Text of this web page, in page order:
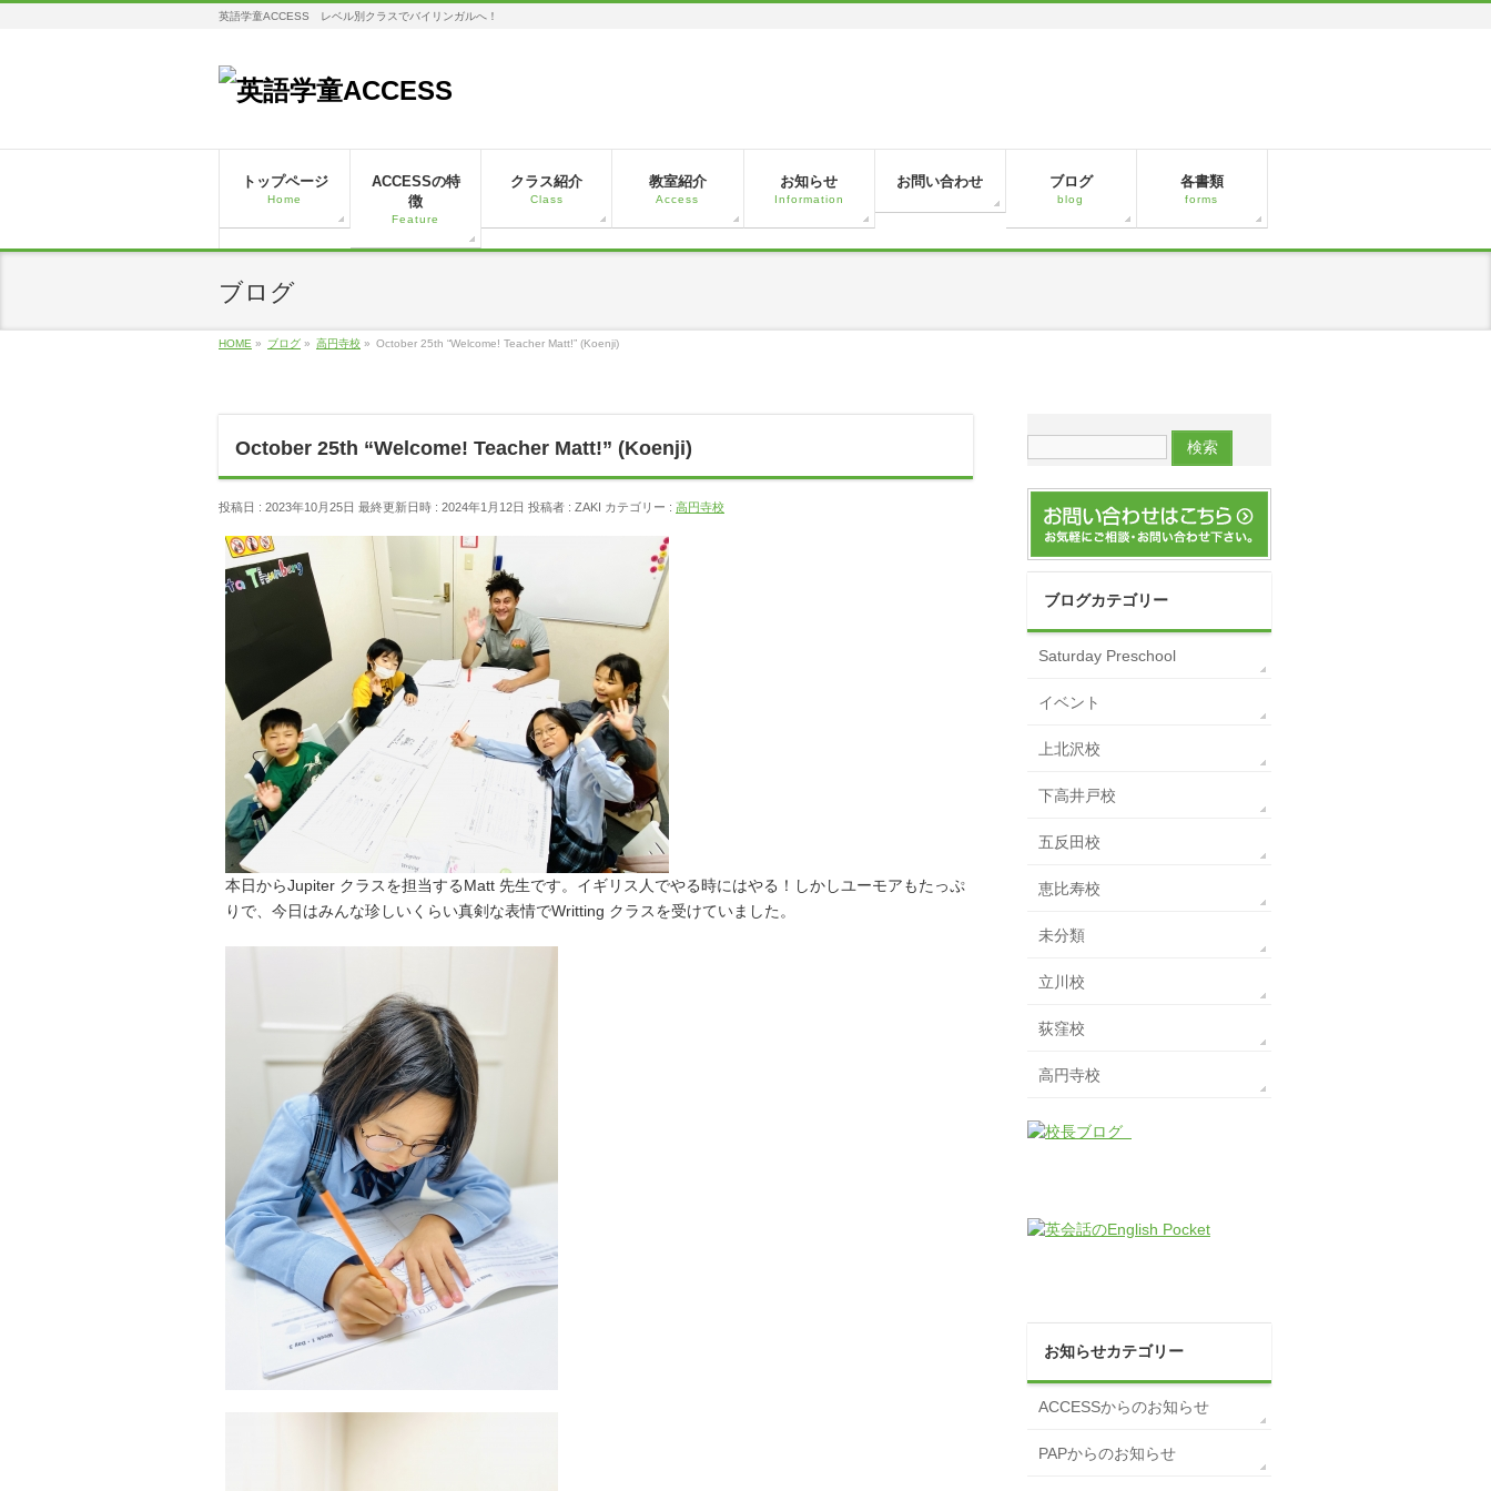
英語学童ACCESS レベル別クラスでバイリンガルへ！
トップページ
Home
ACCESSの特
徴
Feature
クラス紹介
Class
教室紹介
Access
お知らせ
Information
お問い合わせ ブログ
blog
各書類
forms
ブログ
HOME » ブログ » 高円寺校 » October 25th “Welcome! Teacher Matt!” (Koenji)
October 25th “Welcome! Teacher Matt!” (Koenji)
投稿日 : 2023年10月25日 最終更新日時 : 2024年1月12日 投稿者 : ZAKI カテゴリー : 高円寺校
本日からJupiter クラスを担当するMatt 先生です。イギリス人でやる時にはやる！しかしユーモアもたっぷ
りで、今日はみんな珍しいくらい真剣な表情でWritting クラスを受けていました。
ブログカテゴリー
Saturday Preschool
イベント
上北沢校
下高井戸校
五反田校
恵比寿校
未分類
立川校
荻窪校
高円寺校
お知らせカテゴリー
ACCESSからのお知らせ
PAPからのお知らせ